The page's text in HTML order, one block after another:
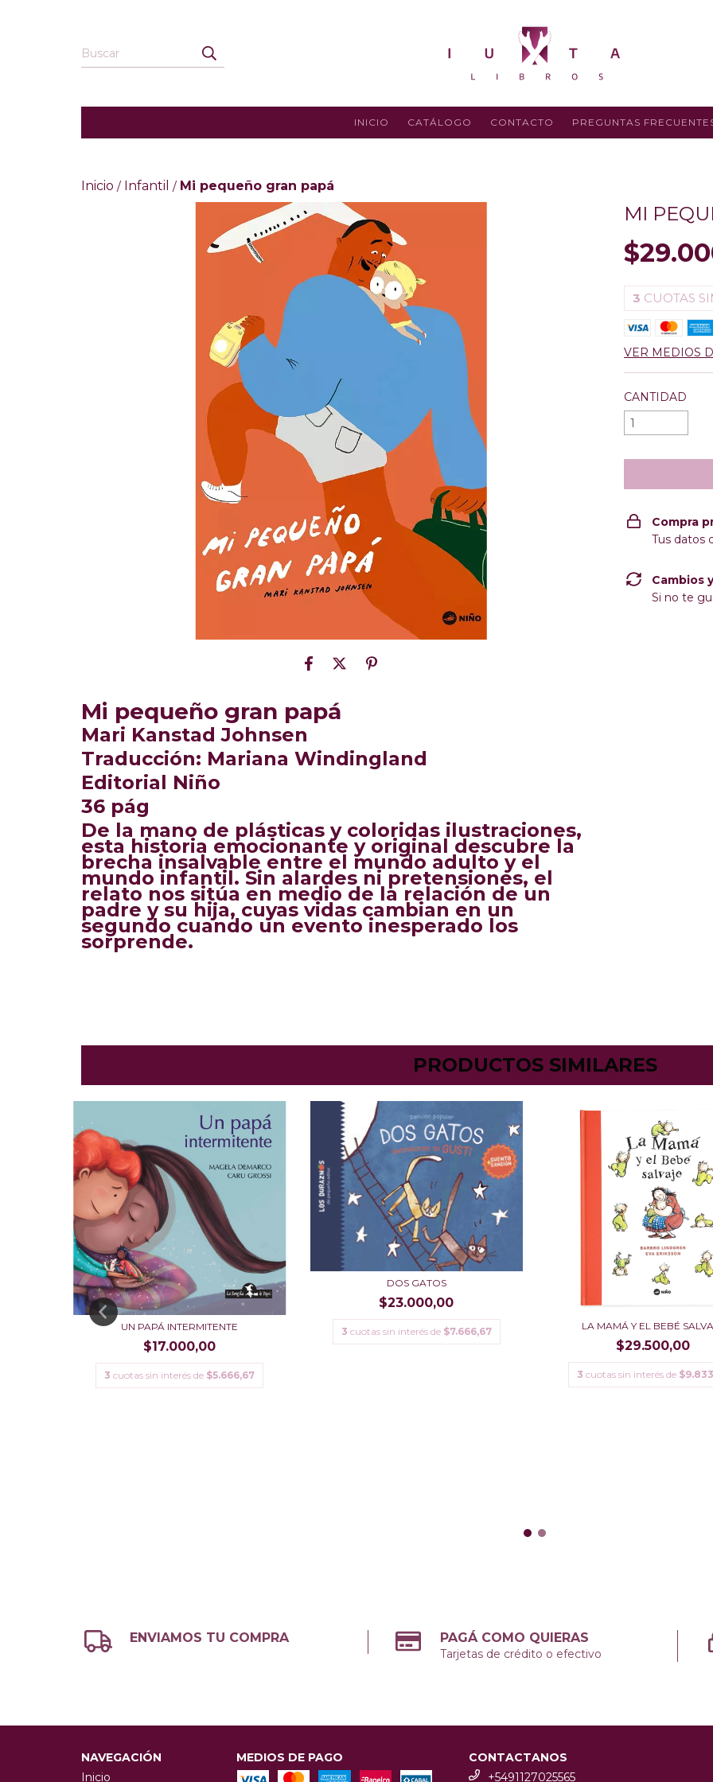
INICIO CATÁLOGO CONTACTO PREGUNTAS
Inicio / Infantil / Mi pequeño gran papá
Mi pequeño gran papá
Mari Kanstad Johnsen
Traducción: Mariana Windingland
Editorial Niño
36 pág
De la mano de plásticas y coloridas ilustraciones,
esta historia emocionante y original descubre la
brecha insalvable entre el mundo adulto y el
mundo infantil. Sin alardes ni pretensiones, el
relato nos sitúa en medio de la relación de un
padre y su hija, cuyas vidas cambian en un
segundo cuando un evento inesperado los
sorprende.
MI
3 CUOTAS
VER MEDIOS
CANTIDAD
Compra
Tus datos
Cambios
Si no te
PRODUCTOS SIMILARES
UN PAPÁ INTERMITENTE
$17.000,00
3 cuotas sin interés de $5.666,67
DOS GATOS
$23.000,00
3 cuotas sin interés de $7.666,67
LA MAMÁ Y EL BEBÉ
$29.500,00
3 cuotas sin interés de
ENVIAMOS TU COMPRA PAGÁ COMO QUIERAS
Tarjetas de crédito o efectivo
NAVEGACIÓN
Inicio
MEDIOS DE PAGO
CONTACTANOS
+5491127025565